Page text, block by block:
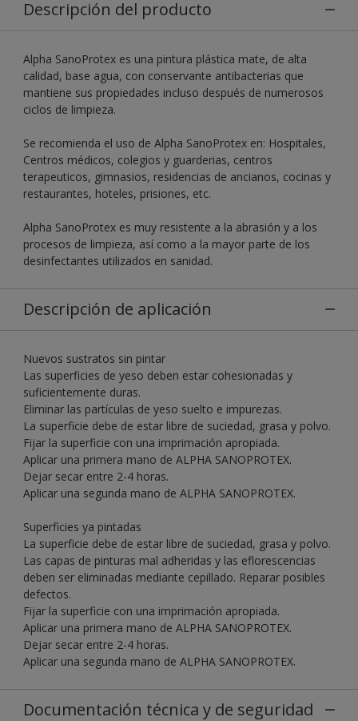
Descripción del producto
Alpha SanoProtex es una pintura plástica mate, de alta
calidad, base agua, con conservante antibacterias que
mantiene sus propiedades incluso después de numerosos
ciclos de limpieza.
Se recomienda el uso de Alpha SanoProtex en: Hospitales,
Centros médicos, colegios y guarderias, centros
terapeuticos, gimnasios, residencias de ancianos, cocinas y
restaurantes, hoteles, prisiones, etc.
Alpha SanoProtex es muy resistente a la abrasión y a los
procesos de limpieza, así como a la mayor parte de los
desinfectantes utilizados en sanidad.
Descripción de aplicación
Nuevos sustratos sin pintar
Las superficies de yeso deben estar cohesionadas y
suficientemente duras.
Eliminar las partículas de yeso suelto e impurezas.
La superficie debe de estar libre de suciedad, grasa y polvo.
Fijar la superficie con una imprimación apropiada.
Aplicar una primera mano de ALPHA SANOPROTEX.
Dejar secar entre 2-4 horas.
Aplicar una segunda mano de ALPHA SANOPROTEX.
Superficies ya pintadas
La superficie debe de estar libre de suciedad, grasa y polvo.
Las capas de pinturas mal adheridas y las eflorescencias
deben ser eliminadas mediante cepillado. Reparar posibles
defectos.
Fijar la superficie con una imprimación apropiada.
Aplicar una primera mano de ALPHA SANOPROTEX.
Dejar secar entre 2-4 horas.
Aplicar una segunda mano de ALPHA SANOPROTEX.
Documentación técnica y de seguridad